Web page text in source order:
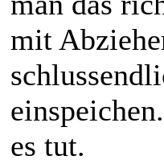
mit
es tut.